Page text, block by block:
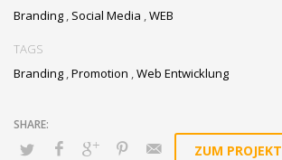
Branding Social Media WEB
TAGS
Branding Promotion Web Entwicklung
ZUM PROJEKT